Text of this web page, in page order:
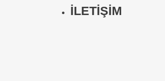
İLETİŞİM